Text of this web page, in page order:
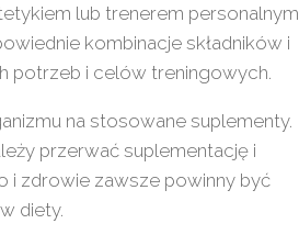
lub trenerem personalnym.
kombinacje składników i
potrzeb i celów treningowych.
na stosowane suplementy.
przerwać suplementację i
i zdrowie zawsze powinny być
diety.